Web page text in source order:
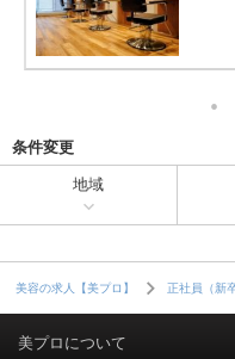
条件変更
地域
美容の求人【美プロ】 正社員（新卒
美プロについて